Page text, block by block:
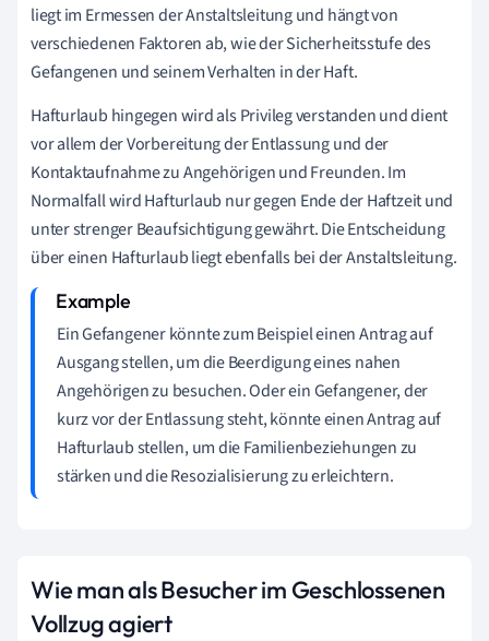
liegt im Ermessen der Anstaltsleitung und hängt von
verschiedenen Faktoren ab, wie der Sicherheitsstufe des
Gefangenen und seinem Verhalten in der Haft.
Hafturlaub hingegen wird als Privileg verstanden und dient
vor allem der Vorbereitung der Entlassung und der
Kontaktaufnahme zu Angehörigen und Freunden. Im
Normalfall wird Hafturlaub nur gegen Ende der Haftzeit und
unter strenger Beaufsichtigung gewährt. Die Entscheidung
über einen Hafturlaub liegt ebenfalls bei der Anstaltsleitung.
Ein Gefangener könnte zum Beispiel einen Antrag auf
Ausgang stellen, um die Beerdigung eines nahen
Angehörigen zu besuchen. Oder ein Gefangener, der
kurz vor der Entlassung steht, könnte einen Antrag auf
Hafturlaub stellen, um die Familienbeziehungen zu
stärken und die Resozialisierung zu erleichtern.
Wie man als Besucher im Geschlossenen
Vollzug agiert